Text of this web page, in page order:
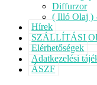
Diffurzor
( Illó Olaj )
Hírek
SZÁLLÍTÁSI
Elérhetőségek
Adatkezelési
ÁSZF